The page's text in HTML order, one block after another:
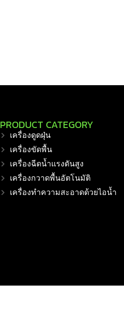
PRODUCT CATEGORY
เครื่องดูดฝุ่น
เครื่องขัดพื้น
เครื่องฉีดน้ำแรงดันสูง
เครื่องกวาดพื้นอัตโนมัติ
เครื่องทำความสะอาดด้วยไอน้ำ